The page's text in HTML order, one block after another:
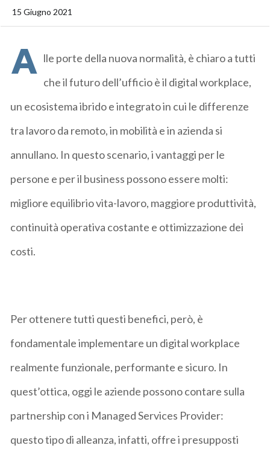
15 Giugno 2021
A lle porte della nuova normalità, è chiaro a tutti
che il futuro dell’ufficio è il digital workplace,
un ecosistema ibrido e integrato in cui le differenze
tra lavoro da remoto, in mobilità e in azienda si
annullano. In questo scenario, i vantaggi per le
persone e per il business possono essere molti:
migliore equilibrio vita-lavoro, maggiore produttività,
continuità operativa costante e ottimizzazione dei
costi.
Per ottenere tutti questi benefici, però, è
fondamentale implementare un digital workplace
realmente funzionale, performante e sicuro. In
quest’ottica, oggi le aziende possono contare sulla
partnership con i Managed Services Provider:
questo tipo di alleanza, infatti, offre i presupposti